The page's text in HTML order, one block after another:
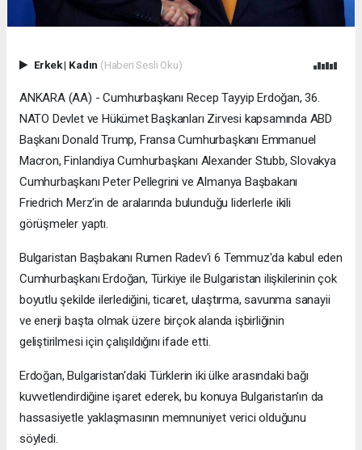
Erkek| Kadın (Haberi Sesli Oku)
ANKARA (AA) - Cumhurbaşkanı Recep Tayyip Erdoğan, 36.⁠
⁠NATO Devlet ve Hükümet Başkanları Zirvesi kapsamında ABD
Başkanı Donald Trump, Fransa Cumhurbaşkanı Emmanuel
Macron, Finlandiya Cumhurbaşkanı Alexander Stubb, Slovakya
Cumhurbaşkanı Peter Pellegrini ve Almanya Başbakanı
Friedrich Merz'in de aralarında bulunduğu liderlerle ikili
görüşmeler yaptı.
Bulgaristan Başbakanı Rumen Radev'i 6 Temmuz'da kabul eden
Cumhurbaşkanı Erdoğan, Türkiye ile Bulgaristan ilişkilerinin çok
boyutlu şekilde ilerlediğini, ticaret, ulaştırma, savunma sanayii
ve enerji başta olmak üzere birçok alanda işbirliğinin
geliştirilmesi için çalışıldığını ifade etti.
Erdoğan, Bulgaristan'daki Türklerin iki ülke arasındaki bağı
kuvvetlendirdiğine işaret ederek, bu konuya Bulgaristan'ın da
hassasiyetle yaklaşmasının memnuniyet verici olduğunu
söyledi.